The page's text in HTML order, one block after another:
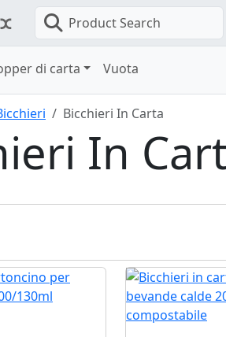
Product Search
di carta Vuota
Bicchieri In Carta
In